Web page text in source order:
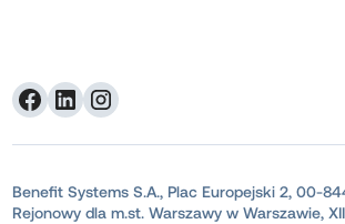
Benefit Systems S.A., Plac Europejski 2, 00-
Rejonowy dla m.st. Warszawy w Warszawie,